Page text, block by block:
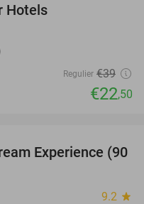
Hotels
Regulier €39
€22,50
30%
Experience (90
9.2 star